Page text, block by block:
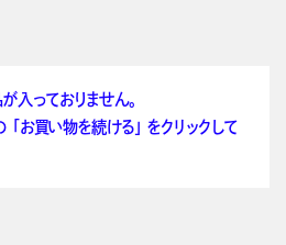
入っておりません。
お買い物を続ける」 をクリックして